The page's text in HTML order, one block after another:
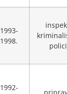
1993-
1998.
1992-